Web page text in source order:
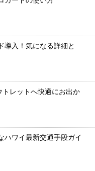
導入！気になる詳細と
レットへ快適にお出か
ハワイ最新交通手段ガイ